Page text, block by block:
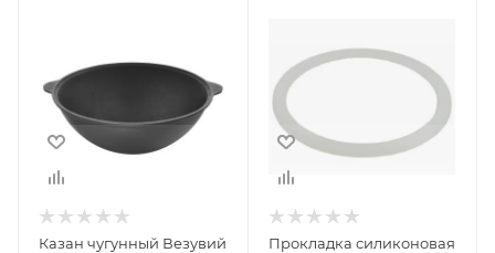
Казан чугунный Везувий
Глубина, мм
2
Высота, мм
400
Прокладка силиконовая